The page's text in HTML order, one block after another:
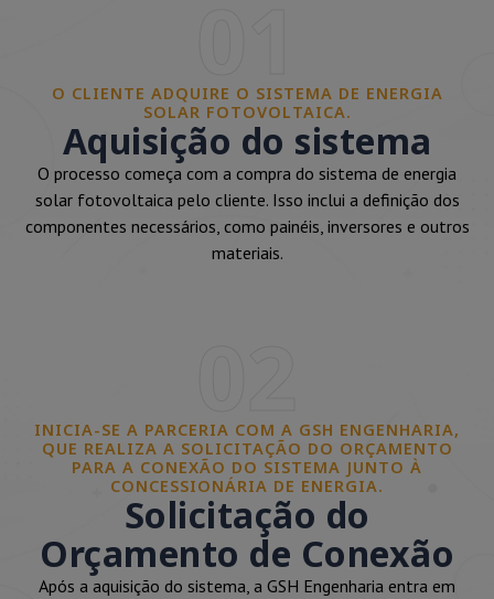
O CLIENTE ADQUIRE O SISTEMA DE ENERGIA
SOLAR FOTOVOLTAICA.
Aquisição do sistema
O processo começa com a compra do sistema de energia
solar fotovoltaica pelo cliente. Isso inclui a definição dos
componentes necessários, como painéis, inversores e outros
materiais.
INICIA-SE A PARCERIA COM A GSH ENGENHARIA,
QUE REALIZA A SOLICITAÇÃO DO ORÇAMENTO
PARA A CONEXÃO DO SISTEMA JUNTO À
CONCESSIONÁRIA DE ENERGIA.
Solicitação do
Orçamento de Conexão
Após a aquisição do sistema, a GSH Engenharia entra em